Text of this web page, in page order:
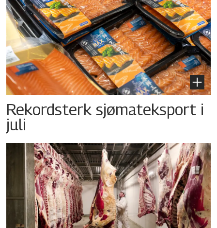
Rekordsterk sjømateksport i
juli